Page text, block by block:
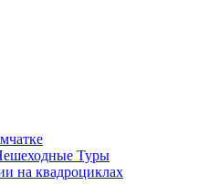
Туры
на квадроциклах